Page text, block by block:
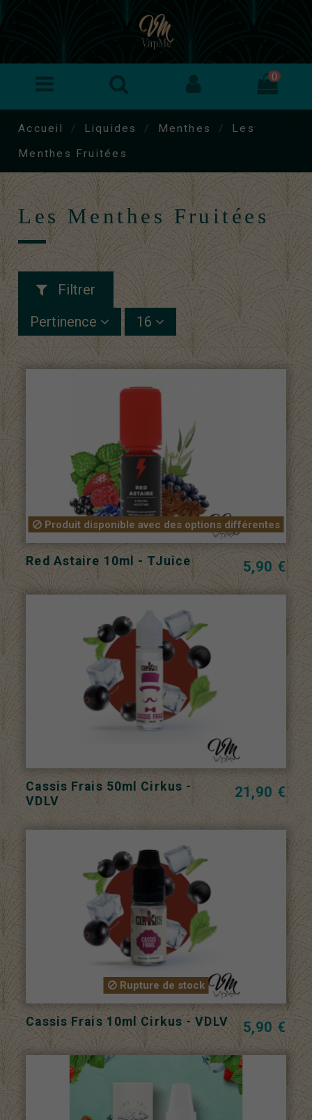
0
Accueil Liquides Menthes
Les
Menthes Fruitées
Les Menthes Fruitées
Filtrer
Pertinence
16
Produit disponible avec des options différentes
Red Astaire 10ml - TJuice 5,90 €
Cassis Frais 50ml Cirkus -
VDLV
21,90 €
Rupture de stock
Cassis Frais 10ml Cirkus - VDLV 5,90 €